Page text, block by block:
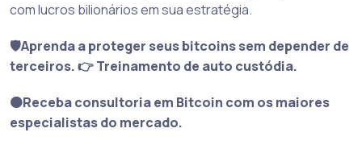
com lucros bilionários em sua estratégia.
🛡️Aprenda a proteger seus bitcoins sem depender de
terceiros. 👉 Treinamento de auto custódia.
🟠Receba consultoria em Bitcoin com os maiores
especialistas do mercado.